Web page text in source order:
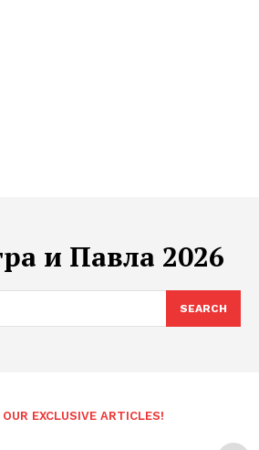
и Павла 2026
SEARCH
EXCLUSIVE ARTICLES!